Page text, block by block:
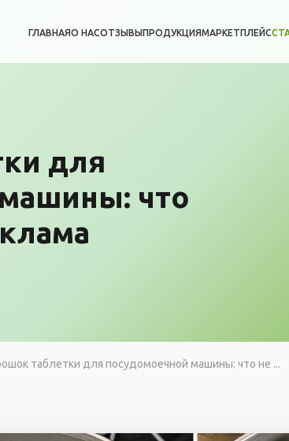
ГЛАВНАЯО НАСОТЗЫВЫПРОДУКЦИЯМАРКЕТПЛЕЙС
для
что
таблетки для посудомоечной машины: что не ...